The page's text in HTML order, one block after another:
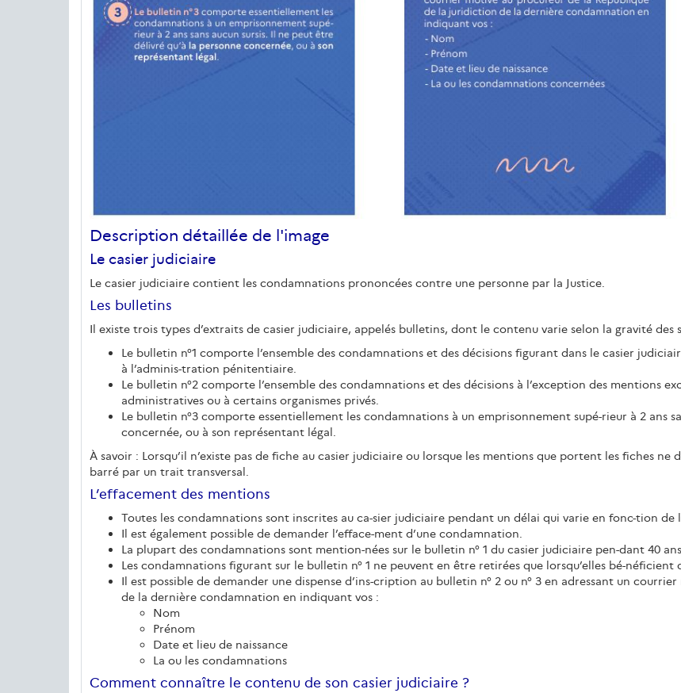
Description détaillée de l'image
Le casier judiciaire
Le casier judiciaire contient les condamnations prononcées contre une personne par la Justice.
Les bulletins
Il existe trois types d’extraits de casier judiciaire, appelés bulletins, dont le contenu varie selon la gravité des
Le bulletin n°1 comporte l’ensemble des condamnations et des décisions figurant dans le casier
à l’adminis-tration pénitentiaire.
Le bulletin n°2 comporte l’ensemble des condamnations et des décisions à l’exception des mentions
administratives ou à certains organismes privés.
Le bulletin n°3 comporte essentiellement les condamnations à un emprisonnement supé-rieur à 2 ans
concernée, ou à son représentant légal.
À savoir : Lorsqu’il n’existe pas de fiche au casier judiciaire ou lorsque les mentions que portent les fiches
barré par un trait transversal.
L’effacement des mentions
Toutes les condamnations sont inscrites au ca-sier judiciaire pendant un délai qui varie en fonc-tion de
Il est également possible de demander l’efface-ment d’une condamnation.
La plupart des condamnations sont mention-nées sur le bulletin n° 1 du casier judiciaire pen-dant 40
Les condamnations figurant sur le bulletin n° 1 ne peuvent en être retirées que lorsqu’elles bé-
Il est possible de demander une dispense d’ins-cription au bulletin n° 2 ou n° 3 en adressant un
de la dernière condamnation en indiquant vos :
Nom
Prénom
Date et lieu de naissance
La ou les condamnations
Comment connaître le contenu de son casier judiciaire ?